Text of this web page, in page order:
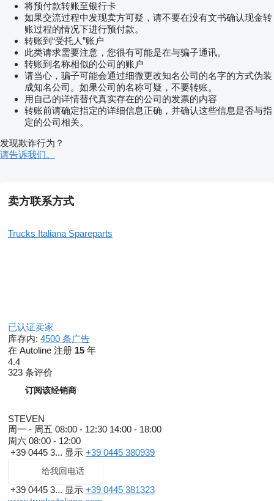
将预付款转账至银行卡
如果交流过程中发现卖方可疑，请不要在没有文书确认现金转
账过程的情况下进行预付款。
转账到“受托人”账户
此类请求需要注意，您很有可能是在与骗子通讯。
转账到名称相似的公司的账户
请当心，骗子可能会通过细微更改知名公司的名字的方式伪装
成知名公司。如果公司的名称可疑，不要转账。
用自己的详情替代真实存在的公司的发票的内容
转账前请确定指定的详细信息正确，并确认这些信息是否与指
定的公司相关。
发现欺诈行为？
请告诉我们。
卖方联系方式
Trucks Italiana Spareparts
已认证卖家
库存内: 4500 条广告
在 Autoline 注册 15 年
4.4
323 条评价
订阅该经销商
STEVEN
周一 - 周五 08:00 - 12:30 14:00 - 18:00
周六 08:00 - 12:00
+39 0445 3... 显示 +39 0445 380939
给我回电话
+39 0445 3... 显示 +39 0445 381323